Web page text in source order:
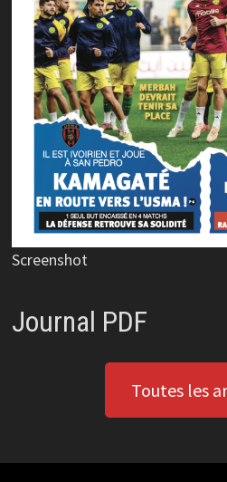
Screenshot
Journal PDF
Toutes les